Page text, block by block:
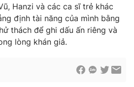
Hanzi và các ca sĩ trẻ khác
định tài năng của mình bằng
thách để ghi dấu ấn riêng và
lòng khán giả.